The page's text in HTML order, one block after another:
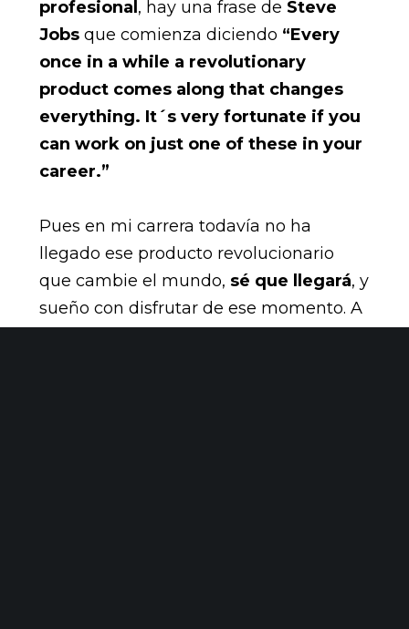
profesional , hay una frase de Steve
Jobsque comienza diciendo “Every
once in a while a revolutionary
product comes along that changes
everything. It´s very fortunate if you
can work on just one of these in your
career.”
Pues en mi carrera todavía no ha
llegado ese producto revolucionario
que cambie el mundo, sé que llegará, y
sueño con disfrutar de ese momento. A